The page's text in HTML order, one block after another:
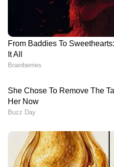
DOWNLOAD APP
RECOMMENDED STORIES
നിങ്ങളുടെ നഗരത്തിലെ
ഇന്നത്തെ ഡീസൽ,